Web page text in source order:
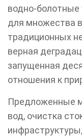
водно-
для множества
традиционных
верная
запущенная
отношения к
Предложенные
вод, очистка